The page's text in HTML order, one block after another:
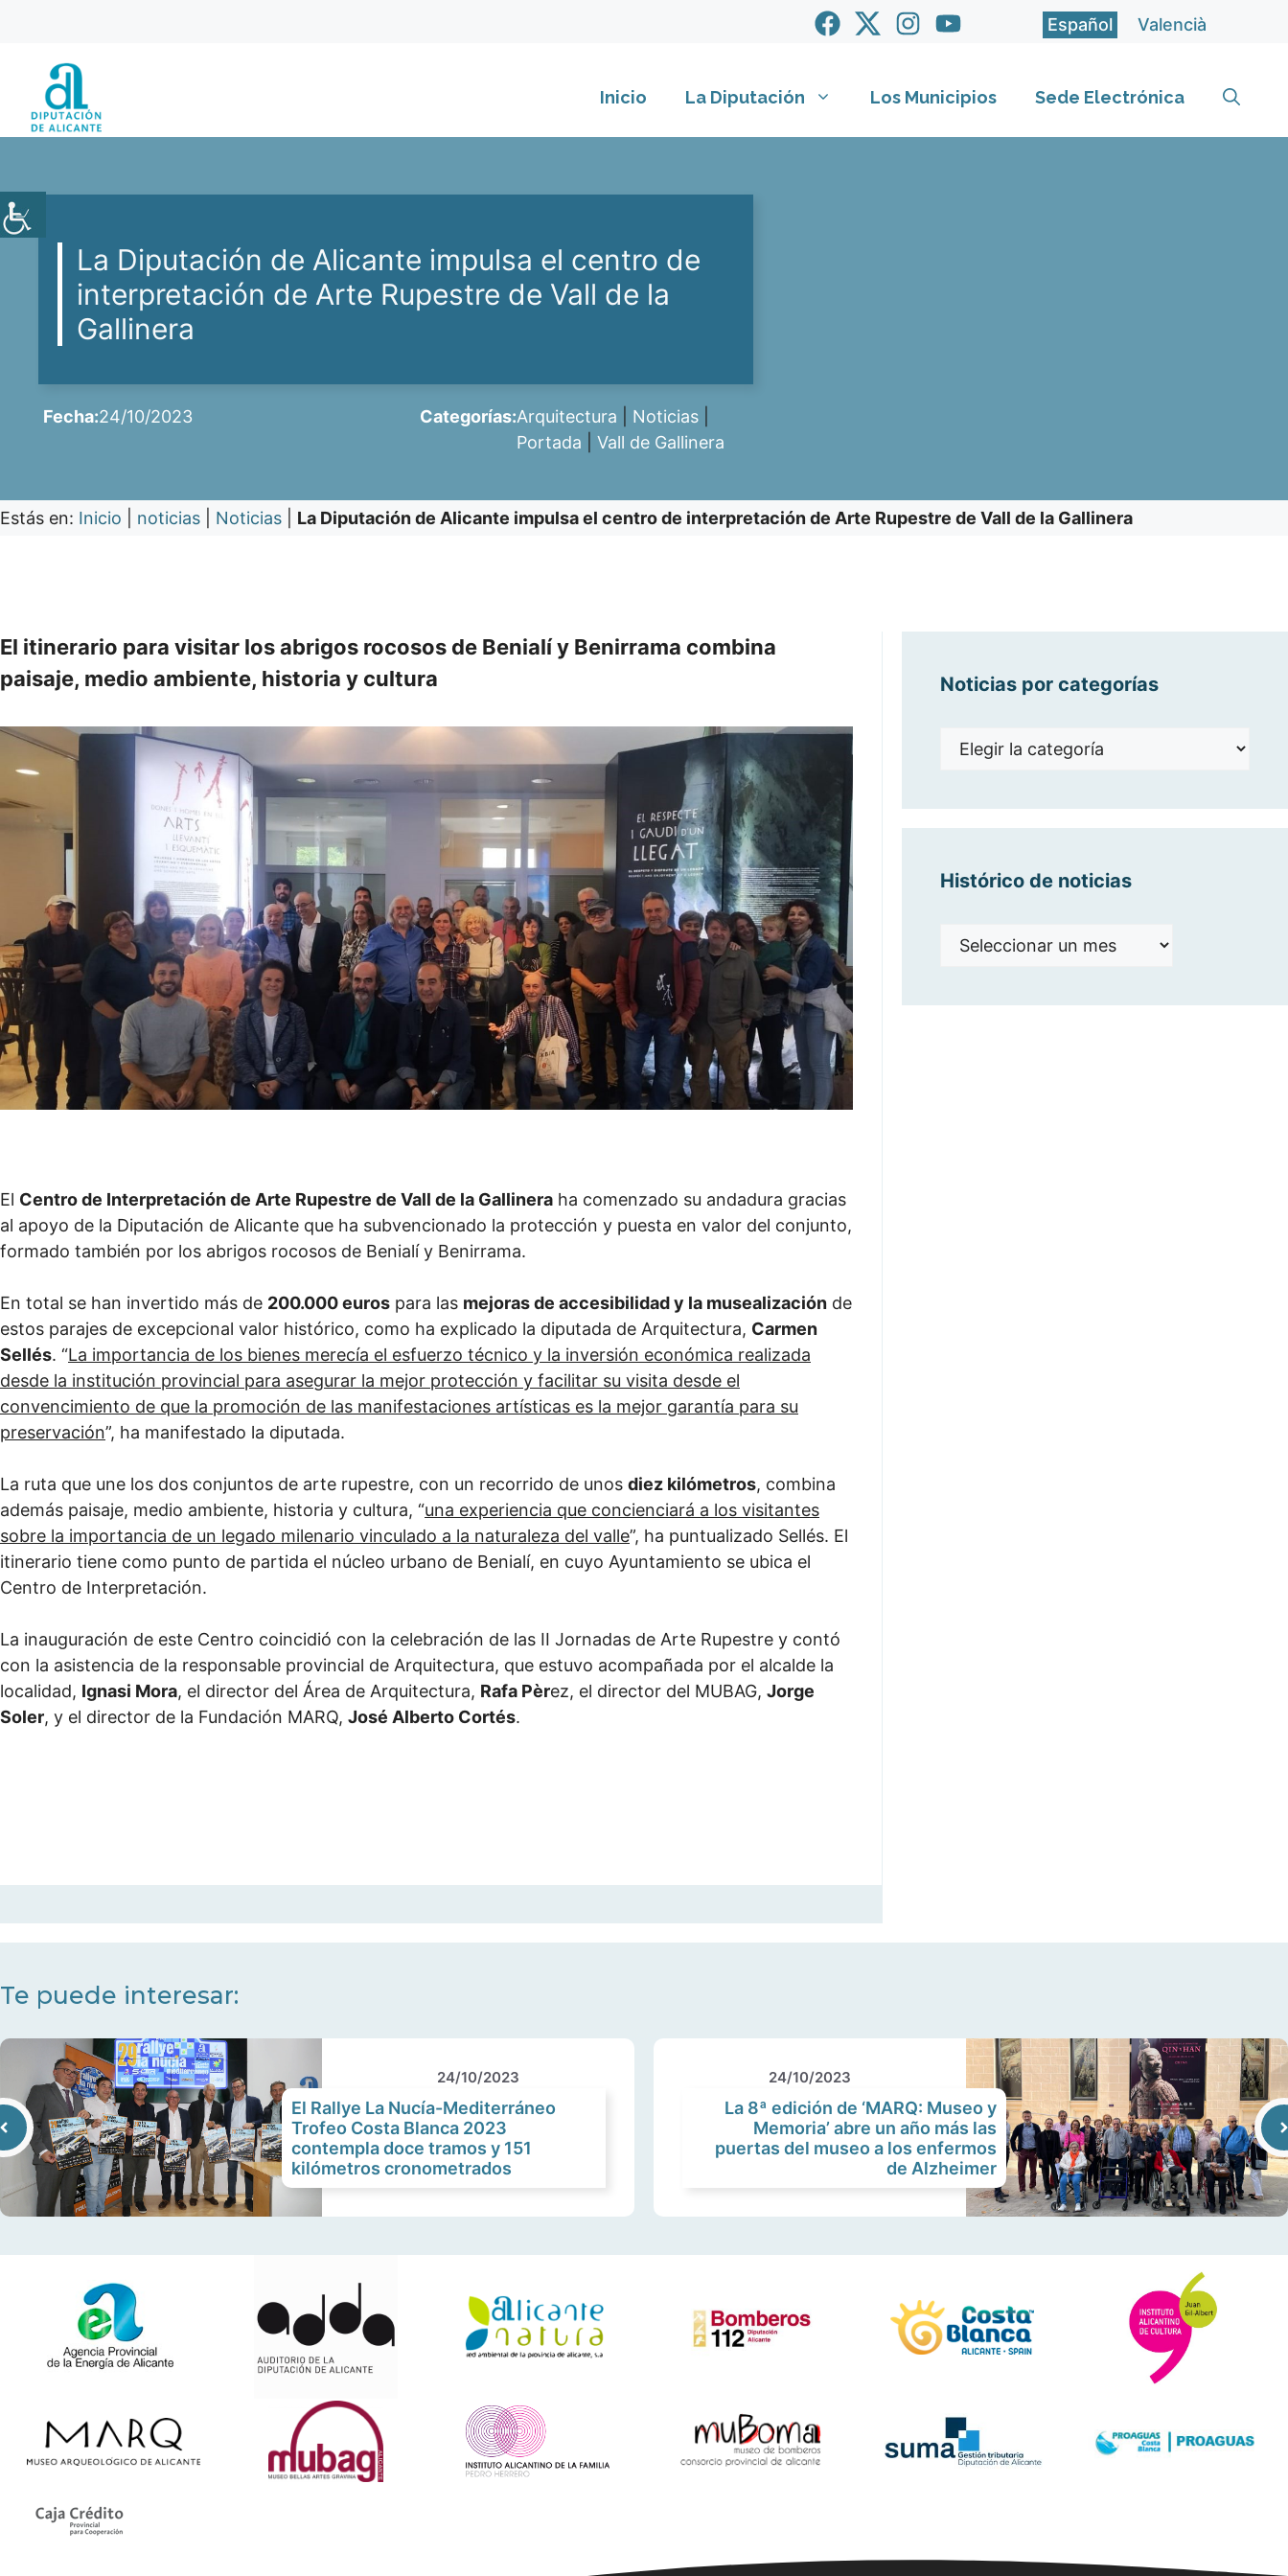
contenido
Español Valencià
Inicio La Diputación Los Municipios Sede Electrónica
La Diputación de Alicante impulsa el centro de
interpretación de Arte Rupestre de Vall de la
Gallinera
Fecha:24/10/2023 Categorías:Arquitectura Noticias
Portada |Vall de Gallinera
Estás en: Inicio noticias Noticias La Diputación de Alicante impulsa el centro de interpretación de Arte Rupestre de Vall de la Gallinera
El itinerario para visitar los abrigos rocosos de Benialí y Benirrama combina
paisaje, medio ambiente, historia y cultura
El Centro de Interpretación de Arte Rupestre de Vall de la Gallinera ha comenzado su andadura gracias
al apoyo de la Diputación de Alicante que ha subvencionado la protección y puesta en valor del conjunto,
formado también por los abrigos rocosos de Benialí y Benirrama.
En total se han invertido más de 200.000 euros para las mejoras de accesibilidad y la musealización de
estos parajes de excepcional valor histórico, como ha explicado la diputada de Arquitectura, Carmen
Sellés. “La importancia de los bienes merecía el esfuerzo técnico y la inversión económica realizada
desde la institución provincial para asegurar la mejor protección y facilitar su visita desde el
convencimiento de que la promoción de las manifestaciones artísticas es la mejor garantía para su
preservación”, ha manifestado la diputada.
La ruta que une los dos conjuntos de arte rupestre, con un recorrido de unos diez kilómetros, combina
además paisaje, medio ambiente, historia y cultura, “una experiencia que concienciará a los visitantes
sobre la importancia de un legado milenario vinculado a la naturaleza del valle”, ha puntualizado Sellés. El
itinerario tiene como punto de partida el núcleo urbano de Benialí, en cuyo Ayuntamiento se ubica el
Centro de Interpretación.
La inauguración de este Centro coincidió con la celebración de las II Jornadas de Arte Rupestre y contó
con la asistencia de la responsable provincial de Arquitectura, que estuvo acompañada por el alcalde la
localidad, Ignasi Mora, el director del Área de Arquitectura, Rafa Pèrez, el director del MUBAG, Jorge
Soler, y el director de la Fundación MARQ, José Alberto Cortés.
Noticias por categorías
Noticias
Histórico de noticias
Histórico
Te puede interesar:
24/10/2023
El Rallye La Nucía-Mediterráneo
Trofeo Costa Blanca 2023
contempla doce tramos y 151
kilómetros cronometrados
24/10/2023
La 8ª edición de ‘MARQ: Museo y
Memoria’ abre un año más las
puertas del museo a los enfermos
de Alzheimer